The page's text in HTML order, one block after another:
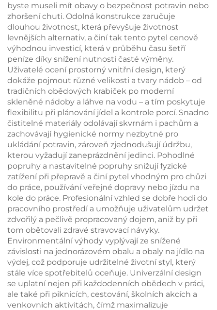
byste museli mít obavy o bezpečnost potravin nebo
zhoršení chuti. Odolná konstrukce zaručuje
dlouhou životnost, která převyšuje životnost
levnějších alternativ, a činí tak tento pytel cenově
výhodnou investicí, která v průběhu času šetří
peníze díky snížení nutnosti časté výměny.
Uživatelé ocení prostorný vnitřní design, který
dokáže pojmout různé velikosti a tvary nádob – od
tradičních obědových krabiček po moderní
skleněné nádoby a láhve na vodu – a tím poskytuje
flexibilitu při plánování jídel a kontrole porcí. Snadno
čistitelné materiály odolávají skvrnám i pachům a
zachovávají hygienické normy nezbytné pro
ukládání potravin, zároveň zjednodušují údržbu,
kterou vyžadují zaneprázdnění jedinci. Pohodlné
popruhy a nastavitelné popruhy snižují fyzické
zatížení při přepravě a činí pytel vhodným pro chůzi
do práce, používání veřejné dopravy nebo jízdu na
kole do práce. Profesionální vzhled se dobře hodí do
pracovního prostředí a umožňuje uživatelům udržet
zdvořilý a pečlivě propracovaný dojem, aniž by při
tom obětovali zdravé stravovací návyky.
Environmentální výhody vyplývají ze snížené
závislosti na jednorázovém obalu a obaly na jídlo na
výdej, což podporuje udržitelné životní styl, který
stále více spotřebitelů oceňuje. Univerzální design
se uplatní nejen při každodenních obědech v práci,
ale také při piknicích, cestování, školních akcích a
venkovních aktivitách, čímž maximalizuje